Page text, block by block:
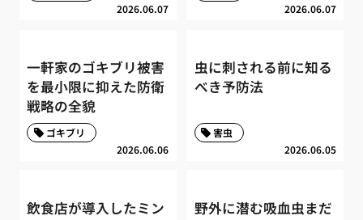
2026.06.07 2026.06.07
一軒家のゴキブリ被害
を最小限に抑えた防衛
戦略の全貌
2026.06.06
ゴキブリ
虫に刺される前に知る
べき予防法
2026.06.05
害虫
飲食店が導入したミン
野外に潜む吸血虫まだ